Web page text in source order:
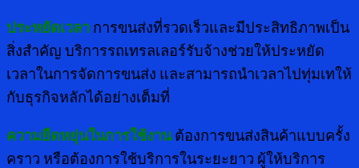
ประหยัดเวลา การขนส่งที่รวดเร็วและมีประสิทธิภาพเป็น
สิ่งสำคัญ บริการรถเทรลเลอร์รับจ้างช่วยให้ประหยัด
เวลาในการจัดการขนส่ง และสามารถนำเวลาไปทุ่มเทให้
กับธุรกิจหลักได้อย่างเต็มที่
ความยืดหยุ่นในการใช้งาน ต้องการขนส่งสินค้าแบบครั้ง
คราว หรือต้องการใช้บริการในระยะยาว ผู้ให้บริการ